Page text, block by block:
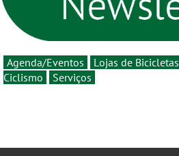
Agenda/Eventos Lojas de Bicicletas
Ciclismo
Serviços